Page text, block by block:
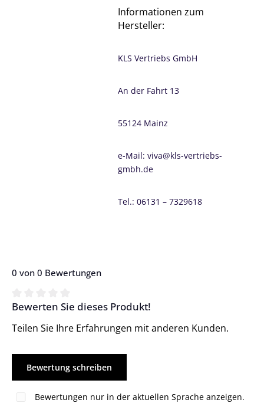
Informationen zum
Hersteller:
KLS Vertriebs GmbH
An der Fahrt 13
55124 Mainz
e-Mail: viva@kls-vertriebs-
gmbh.de
Tel.: 06131 – 7329618
0 von 0 Bewertungen
Durchschnittliche Bewertung von 0 von 5 Sternen
Bewerten Sie dieses Produkt!
Teilen Sie Ihre Erfahrungen mit anderen Kunden.
Bewertung schreiben
Bewertungen nur in der aktuellen Sprache anzeigen.